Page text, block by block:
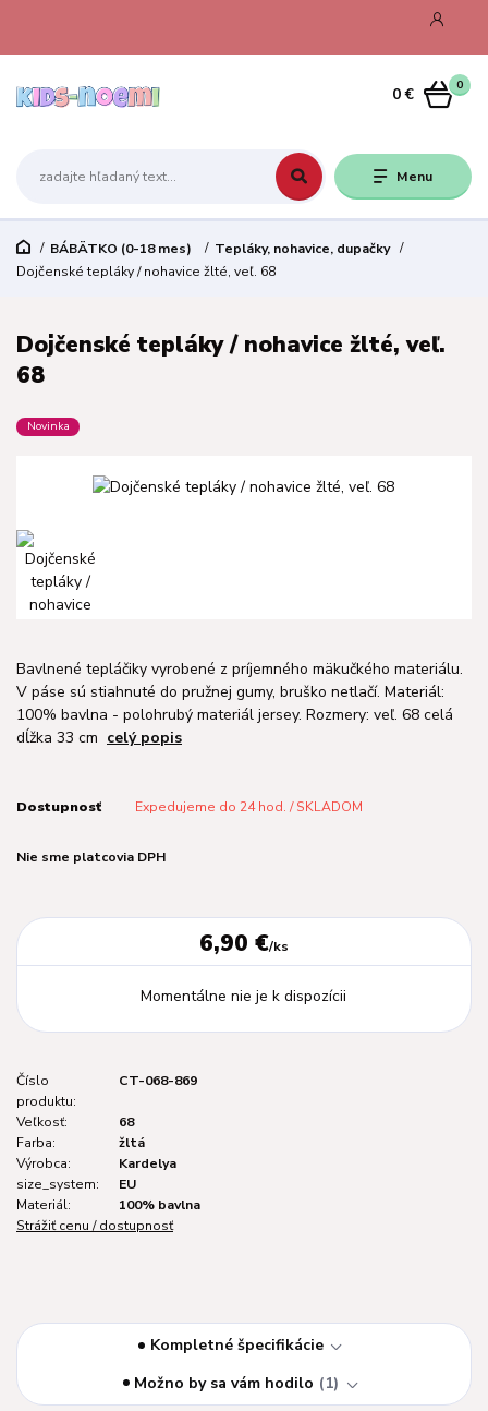
Menu
0
0 €
BÁBÄTKO (0-18 mes)
Tepláky, nohavice, dupačky
Dojčenské tepláky / nohavice žlté, veľ. 68
Dojčenské tepláky / nohavice žlté, veľ.
68
Novinka
Bavlnené tepláčiky vyrobené z príjemného mäkučkého materiálu.
V páse sú stiahnuté do pružnej gumy, bruško netlačí. Materiál:
100% bavlna - polohrubý materiál jersey. Rozmery: veľ. 68 celá
dĺžka 33 cm celý popis
Dostupnosť Expedujeme do 24 hod. / SKLADOM
Nie sme platcovia DPH
6,90 €/ks
Momentálne nie je k dispozícii
Číslo
produktu:
CT-068-869
Veľkosť:
68
Farba:
žltá
Výrobca:
Kardelya
size_system:
EU
Materiál:
100% bavlna
Strážiť cenu / dostupnosť
Kompletné špecifikácie
Možno by sa vám hodilo
1